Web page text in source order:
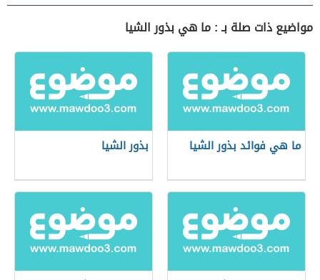
مواضيع ذات صلة بـ : ما هي بذور الشيا
ما هي فوائد بذور الشيا بذور الشيا